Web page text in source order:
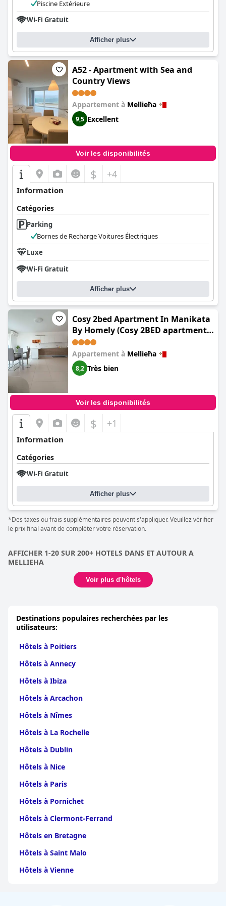
Piscine Extérieure
Wi-Fi Gratuit
Afficher plus
A52 - Apartment with Sea and
Country Views
Appartement à Mellieħa
9,5 Excellent
Voir les disponibilités
$ +4
Information
Catégories
Parking
Bornes de Recharge Voitures Électriques
Luxe
Wi-Fi Gratuit
Afficher plus
Cosy 2bed Apartment In Manikata
By Homely (Cosy 2BED apartment
in Manikata by Homely)
Appartement à Mellieħa
8,2 Très bien
Voir les disponibilités
$ +1
Information
Catégories
Wi-Fi Gratuit
Afficher plus
*Des taxes ou frais supplémentaires peuvent s'appliquer. Veuillez vérifier
le prix final avant de compléter votre réservation.
AFFICHER 1-20 SUR 200+ HOTELS DANS ET AUTOUR A
MELLIEHA
Voir plus d'hôtels
Destinations populaires recherchées par les
utilisateurs:
Hôtels à Poitiers
Hôtels à Annecy
Hôtels à Ibiza
Hôtels à Arcachon
Hôtels à Nîmes
Hôtels à La Rochelle
Hôtels à Dublin
Hôtels à Nice
Hôtels à Paris
Hôtels à Pornichet
Hôtels à Clermont-Ferrand
Hôtels en Bretagne
Hôtels à Saint Malo
Hôtels à Vienne